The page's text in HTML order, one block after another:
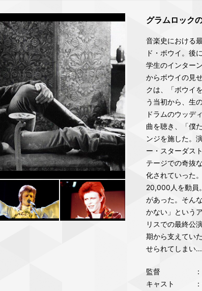
グラムロック
音楽史における
ド・ボウイ。後
学生のインター
からボウイの見
クは、「ボウイ
う当初から、生
ドラムのウッデ
曲を聴き、「僕
ンジを施した。
ー・スターダス
テージでの奇抜
化されていった
20,000人を動員
があった。そん
かない」という
リスでの最終公
期から支えてい
せられてしまい...
監督
キャスト